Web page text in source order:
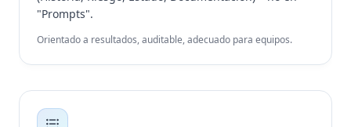
"Prompts".
Orientado a resultados, auditable, adecuado para equipos.